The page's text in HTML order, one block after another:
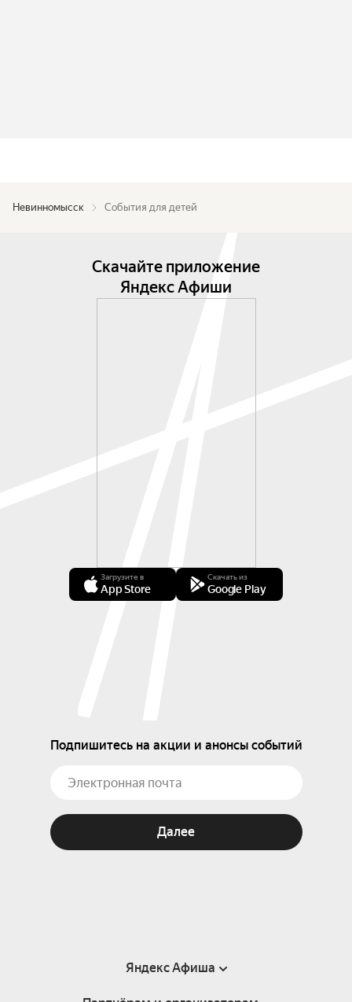
Невинномысск События для детей
Скачайте приложение
Яндекс Афиши
Загрузите в
App Store
Скачать из
Google Play
Подпишитесь на акции и анонсы событий
Далее
Яндекс Афиша